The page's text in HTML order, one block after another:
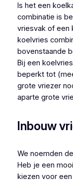
Is het een
combinatie is
vriesvak of een
koelvries
bovenstaande
Bij een
beperkt tot
grote vriezer
aparte grote
Inbouw
We noemden
Heb je een
kiezen voor